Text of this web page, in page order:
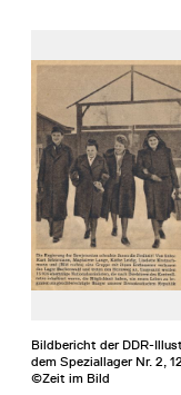
Bildbericht der DDR-
dem Speziallager Nr. 2,
©Zeit im Bild